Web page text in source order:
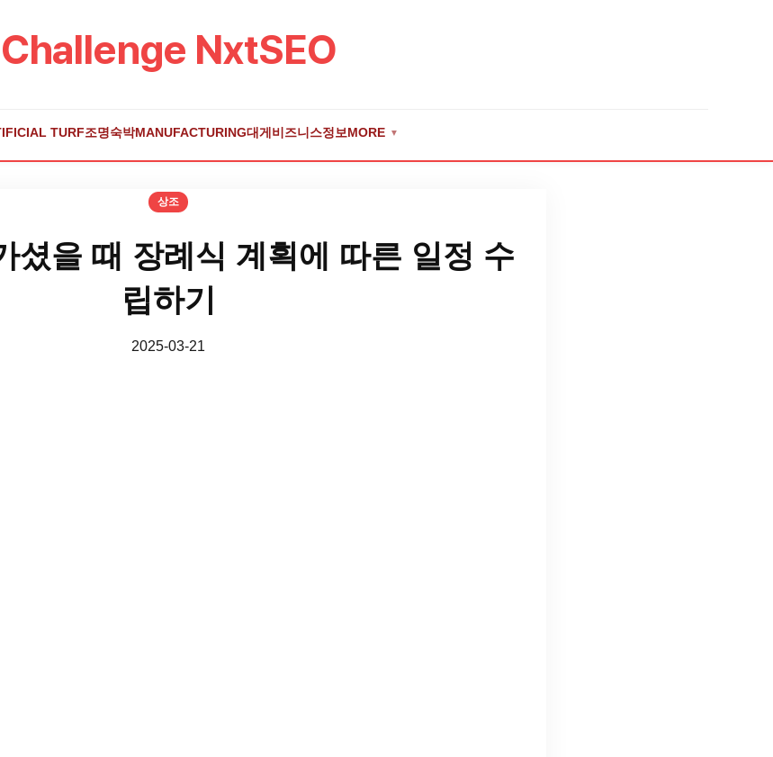
Challenge NxtSEO
TURF조명숙박MANUFACTURING대게 비즈니스정보MORE ▼
상조
셨을 때 장례식 계획에 따른 일정 수
립하기
2025-03-21